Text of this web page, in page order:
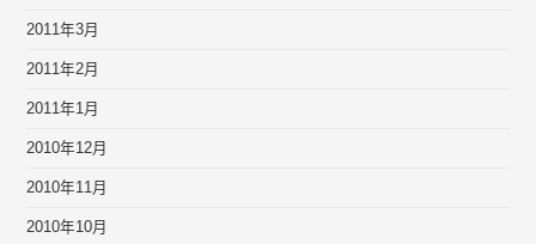
2011年3月
2011年2月
2011年1月
2010年12月
2010年11月
2010年10月